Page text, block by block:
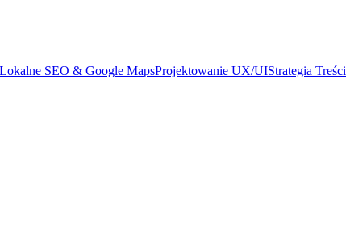
Lokalne SEO & Google MapsProjektowanie UX/UIStrategia Treści